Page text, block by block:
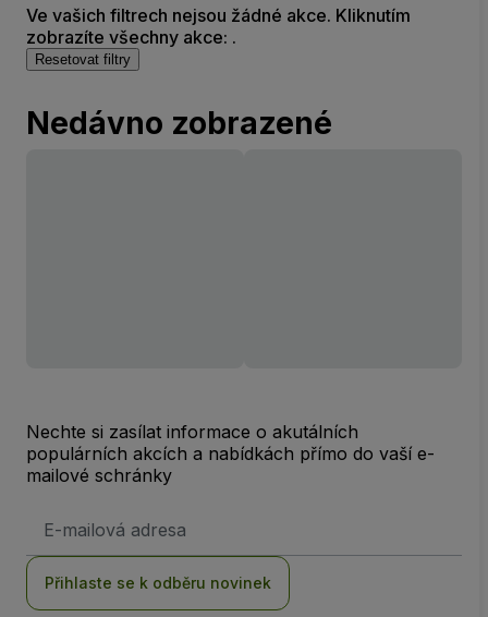
Ve vašich filtrech nejsou žádné akce. Kliknutím
zobrazíte všechny akce: .
Resetovat filtry
Nedávno zobrazené
Nechte si zasílat informace o akutálních
populárních akcích a nabídkách přímo do vaší e-
mailové schránky
adresa
Přihlaste se k odběru novinek